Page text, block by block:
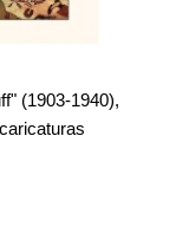
(1903-1940),